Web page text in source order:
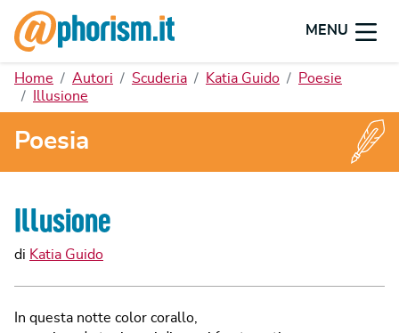
MENU
Home Autori Scuderia Katia Guido
Poesie
Illusione
Poesia
Illusione
di Katia Guido
In questa notte color corallo,